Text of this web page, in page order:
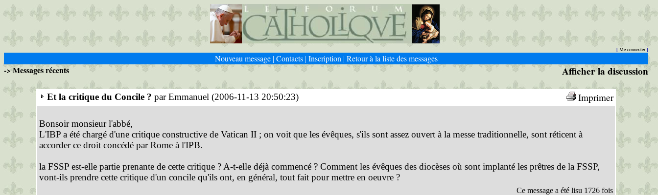
[ Me connecter]
Nouveau message| Contacts| Inscription | Retour à la liste des messages
-> Messages récents Afficher la discussion
Et la critique du Concile ? par Emmanuel (2006-11-13 20:50:23) Imprimer
Bonsoir monsieur l'abbé,
L'IBP a été chargé d'une critique constructive de Vatican II ; on voit que les évêques, s'ils sont assez ouvert à la messe traditionnelle, sont réticent à
accorder ce droit concédé par Rome à l'IPB.
la FSSP est-elle partie prenante de cette critique ? A-t-elle déjà commencé ? Comment les évêques des diocèses où sont implanté les prêtres de la FSSP,
vont-ils prendre cette critique d'un concile qu'ils ont, en général, tout fait pour mettre en oeuvre ?
Ce message a été lisu 1726 fois